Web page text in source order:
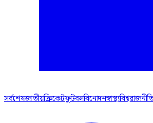
সর্বশেষজাতীয়ক্রিকেটফুটবলবিনোদনস্বাস্থ্যবিশ্ব